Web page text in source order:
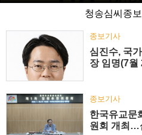
청송심씨종
종보기사
심진수, 국
장 임명(7월
종보기사
한국유교문
원회 개최…